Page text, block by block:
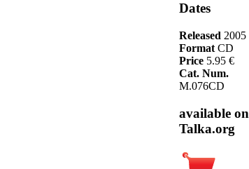
Dates
Released 2005
Format CD
Price 5.95 €
Cat. Num.
M.076CD
available on
Talka.org